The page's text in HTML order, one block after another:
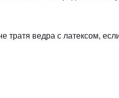
тратя ведра с латексом,